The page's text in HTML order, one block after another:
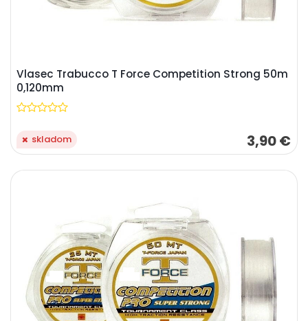
Vlasec Trabucco T Force Competition Strong 50m
0,120mm
3,90 €
skladom